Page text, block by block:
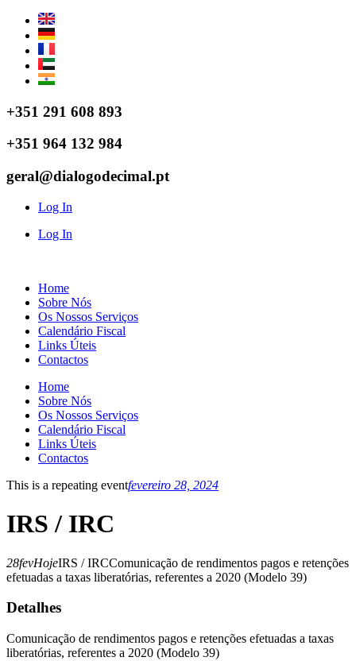
Pular
para
conteúdo
+351 291 608 893
+351 964 132 984
geral@dialogodecimal.pt
Log In
Log In
Home
Sobre Nós
Os Nossos Serviços
Calendário Fiscal
Links Úteis
Contactos
Home
Sobre Nós
Os Nossos Serviços
Calendário Fiscal
Links Úteis
Contactos
This is a repeating eventfevereiro 28, 2024
IRS / IRC
28fevHojeIRS / IRCComunicação de rendimentos pagos e retenções
efetuadas a taxas liberatórias, referentes a 2020 (Modelo 39)
Detalhes
Comunicação de rendimentos pagos e retenções efetuadas a taxas
liberatórias, referentes a 2020 (Modelo 39)